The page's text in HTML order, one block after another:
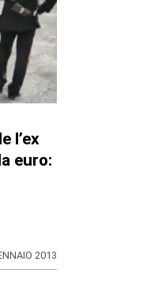
l’ex
euro:
2013